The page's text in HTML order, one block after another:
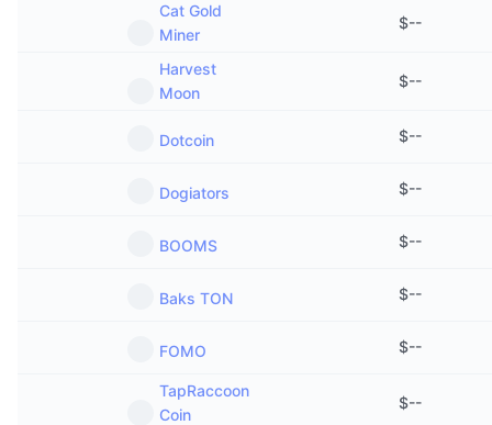
Cat Gold
Miner
$--
Harvest
Moon
$--
Dotcoin $--
Dogiators $--
BOOMS $--
Baks TON $--
FOMO $--
TapRaсcoon
Coin
$--